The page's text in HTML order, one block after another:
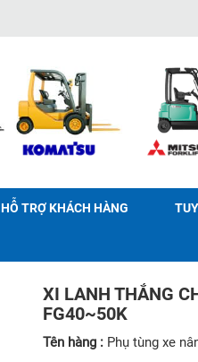
THIẾT BỊ KỸ THUẬT AN PHÁT -
HỖ TRỢ KHÁCH HÀNG
XI LANH THẮNG
FG40~50K
Tên hàng : Phụ tùng xe